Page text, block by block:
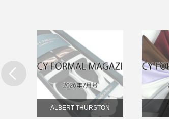
ALBERT THURSTON